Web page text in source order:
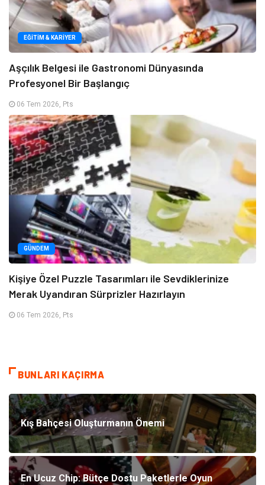
EĞITIM & KARIYER
Aşçılık Belgesi ile Gastronomi Dünyasında
Profesyonel Bir Başlangıç
06 Tem 2026, Pts
GÜNDEM
Kişiye Özel Puzzle Tasarımları ile Sevdiklerinize
Merak Uyandıran Sürprizler Hazırlayın
06 Tem 2026, Pts
BUNLARI KAÇIRMA
Kış Bahçesi Oluşturmanın Önemi
En Ucuz Chip: Bütçe Dostu Paketlerle Oyun